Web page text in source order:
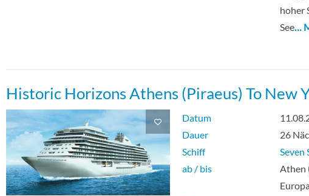
hoher
See…
Historic Horizons Athens (Piraeus) To New
Datum
Dauer
26
Schiff
Seven
ab / bis
Athen